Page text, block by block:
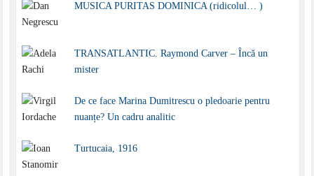
MUSICA PURITAS DOMINICA (ridicolul… )
TRANSATLANTIC. Raymond Carver – Încă un
mister
De ce face Marina Dumitrescu o pledoarie pentru
nuanțe? Un cadru analitic
Turtucaia, 1916